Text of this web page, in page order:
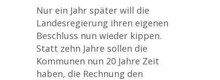
Nur ein Jahr später will die
Landesregierung ihren eigenen
Beschluss nun wieder kippen.
Statt zehn Jahre sollen die
Kommunen nun 20 Jahre Zeit
haben, die Rechnung den